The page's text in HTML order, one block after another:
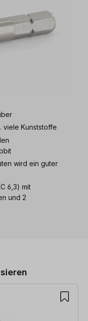
viele Kunststoffe
wird ein guter
6,3) mit
und 2